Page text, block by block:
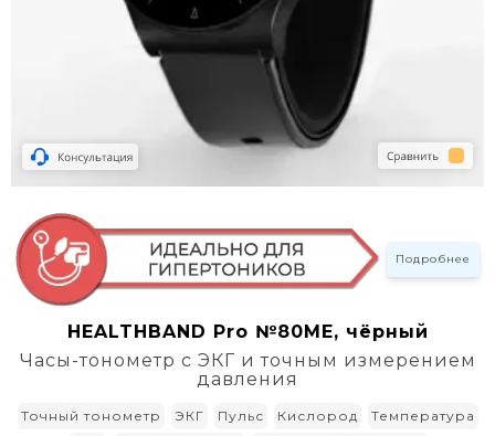
Подробнее
HEALTHBAND Pro №80ME, чёрный
Часы-тонометр с ЭКГ и точным измерением
давления
Точный тонометр ЭКГ Пульс Кислород
Температура